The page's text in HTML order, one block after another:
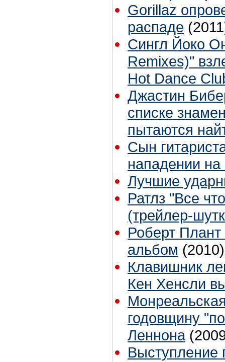
Gorillaz
распаде
Сингл Йоко
Remixes)"
Hot Dance
Джастин
списке
пытаются
Сын
нападении на
Лучшие
Ратлз "Все
(трейлер-
Роберт
альбом (2010)
Клавишник
Кен Хенсли
годовщину
Леннона
Выступление